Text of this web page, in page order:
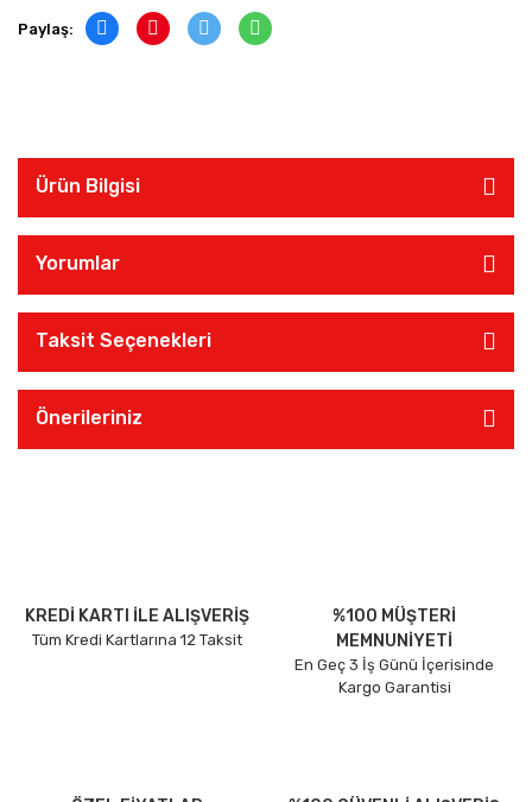
Paylaş:
Ürün Bilgisi
Yorumlar
Taksit Seçenekleri
Önerileriniz
KREDİ KARTI İLE ALIŞVERİŞ
Tüm Kredi Kartlarına 12 Taksit
%100 MÜŞTERİ
MEMNUNİYETİ
En Geç 3 İş Günü İçerisinde
Kargo Garantisi